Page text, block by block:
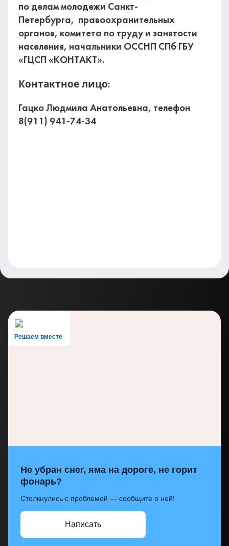
по делам молодежи Санкт-
Петербурга, правоохранительных
органов, комитета по труду и занятости
населения, начальники ОССНП СПб ГБУ
«ГЦСП «КОНТАКТ».
Контактное лицо:
Гацко Людмила Анатольевна, телефон
8(911) 941-74-34
Решаем вместе
Не убран снег, яма на дороге, не горит
фонарь?
Столкнулись с проблемой — сообщите о ней!
Написать